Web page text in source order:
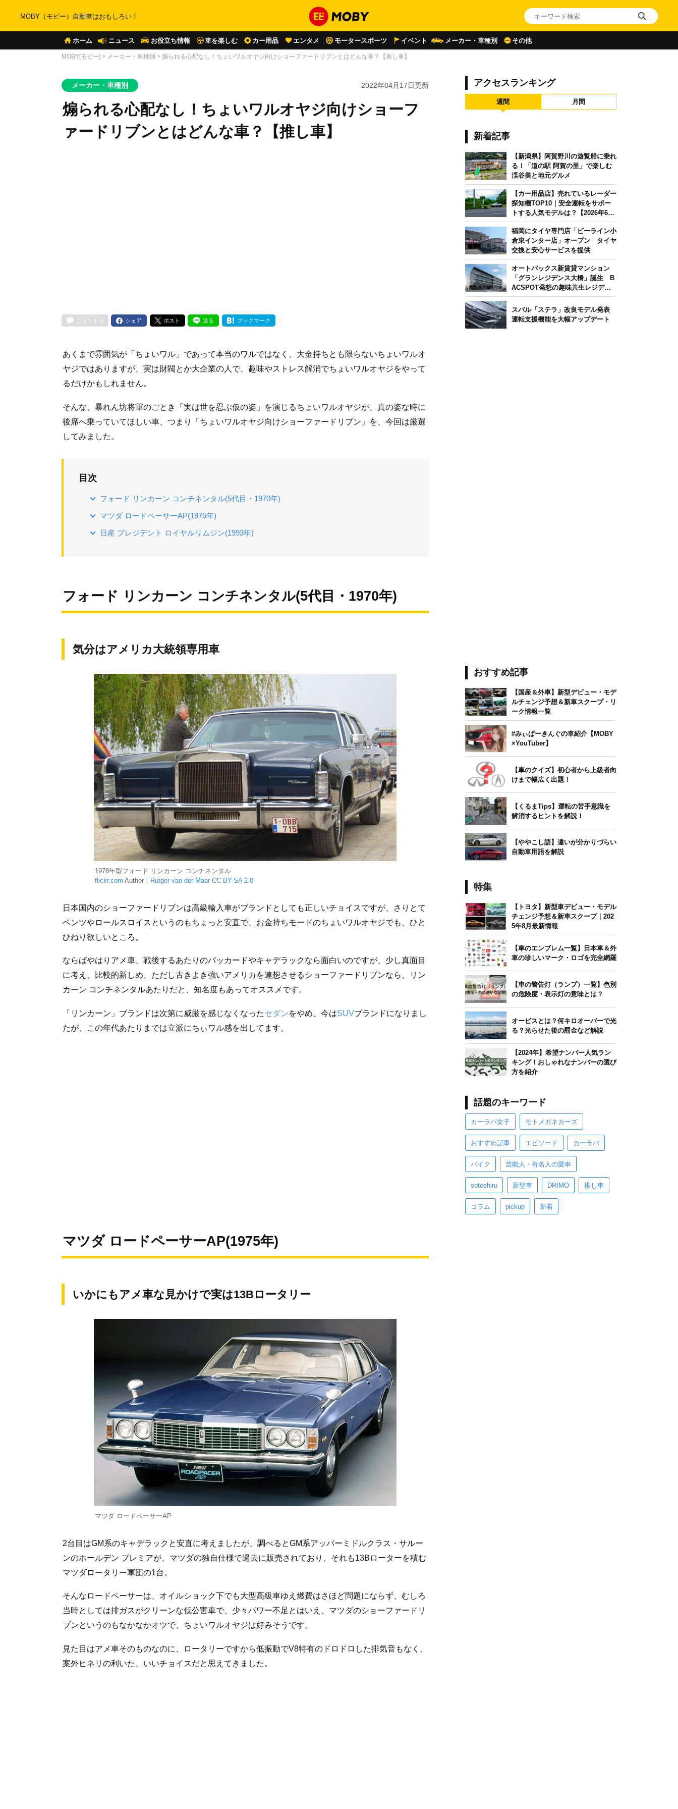
MOBY（モビー）自動車はおもしろい！
ホーム ニュース お役立ち情報 車を楽しむ カー用品 エンタメ モータースポーツ イベント メーカー・車種別 その他
MOBY[モビー] > メーカー・車種別 > 煽られる心配なし！ちょいワルオヤジ向けショーファードリブンとはどんな車？【推し車】
メーカー・車種別 2022年04月17日更新
煽られる心配なし！ちょいワルオヤジ向けショーフ
ァードリブンとはどんな車？【推し車】
コメント 0 シェア ポスト 送る ブックマーク
あくまで雰囲気が「ちょいワル」であって本当のワルではなく、大金持ちとも限らないちょいワルオ
ヤジではありますが、実は財閥とか大企業の人で、趣味やストレス解消でちょいワルオヤジをやって
るだけかもしれません。
そんな、暴れん坊将軍のごとき「実は世を忍ぶ仮の姿」を演じるちょいワルオヤジが、真の姿な時に
後席へ乗っていてほしい車、つまり「ちょいワルオヤジ向けショーファードリブン」を、今回は厳選
してみました。
目次
フォード リンカーン コンチネンタル(5代目・1970年)
マツダ ロードペーサーAP(1975年)
日産 プレジデント ロイヤルリムジン(1993年)
フォード リンカーン コンチネンタル(5代目・1970年)
気分はアメリカ大統領専用車
1978年型フォード リンカーン コンチネンタル
flickr.com Author： Rutger van der Maar CC BY-SA 2.0
日本国内のショーファードリブンは高級輸入車がブランドとしても正しいチョイスですが、さりとて
ベンツやロールスロイスというのもちょっと安直で、お金持ちモードのちょいワルオヤジでも、ひと
ひねり欲しいところ。
ならばやはりアメ車、戦後するあたりのパッカードやキャデラックなら面白いのですが、少し真面目
に考え、比較的新しめ、ただし古きよき強いアメリカを連想させるショーファードリブンなら、リン
カーン コンチネンタルあたりだと、知名度もあってオススメです。
「リンカーン」ブランドは次第に威厳を感じなくなったセダンをやめ、今はSUVブランドになりまし
たが、この年代あたりまでは立派にちぃワル感を出してます。
マツダ ロードペーサーAP(1975年)
いかにもアメ車な見かけで実は13Bロータリー
マツダ ロードペーサーAP
2台目はGM系のキャデラックと安直に考えましたが、調べるとGM系アッパーミドルクラス・サルー
ンのホールデン プレミアが、マツダの独自仕様で過去に販売されており、それも13Bローターを積む
マツダロータリー軍団の1台。
そんなロードペーサーは、オイルショック下でも大型高級車ゆえ燃費はさほど問題にならず、むしろ
当時としては排ガスがクリーンな低公害車で、少々パワー不足とはいえ、マツダのショーファードリ
ブンというのもなかなかオツで、ちょいワルオヤジは好みそうです。
見た目はアメ車そのものなのに、ロータリーですから低振動でV8特有のドロドロした排気音もなく、
案外ヒネリの利いた、いいチョイスだと思えてきました。
アクセスランキング
週間 月間
新着記事
【新潟県】阿賀野川の遊覧船に乗れ
る！「道の駅 阿賀の里」で楽しむ
渓谷美と地元グルメ
【カー用品店】売れているレーダー
探知機TOP10｜安全運転をサポー
トする人気モデルは？【2026年6月
版】
福岡にタイヤ専門店「ビーライン小
倉東インター店」オープン タイヤ
交換と安心サービスを提供
オートバックス新賃貸マンション
「グランレジデンス大橋」誕生 B
ACSPOT発想の趣味共生レジデン
ス
スバル「ステラ」改良モデル発表
運転支援機能を大幅アップデート
おすすめ記事
【国産＆外車】新型デビュー・モデ
ルチェンジ予想＆新車スクープ・リ
ーク情報一覧
#みぃぱーきんぐの車紹介【MOBY
×YouTuber】
【車のクイズ】初心者から上級者向
けまで幅広く出題！
【くるまTips】運転の苦手意識を
解消するヒントを解説！
【ややこし語】違いが分かりづらい
自動車用語を解説
特集
【トヨタ】新型車デビュー・モデル
チェンジ予想＆新車スクープ｜202
5年8月最新情報
【車のエンブレム一覧】日本車＆外
車の珍しいマーク・ロゴを完全網羅
【車の警告灯（ランプ）一覧】色別
の危険度・表示灯の意味とは？
オービスとは？何キロオーバーで光
る？光らせた後の罰金など解説
【2024年】希望ナンバー人気ラン
キング！おしゃれなナンバーの選び
方を紹介
話題のキーワード
カーラバ女子 モトメガネカーズ
おすすめ記事 エピソード カーラバ
バイク 芸能人・有名人の愛車
sotoshiru 新型車 DRIMO 推し車
コラム pickup 新着